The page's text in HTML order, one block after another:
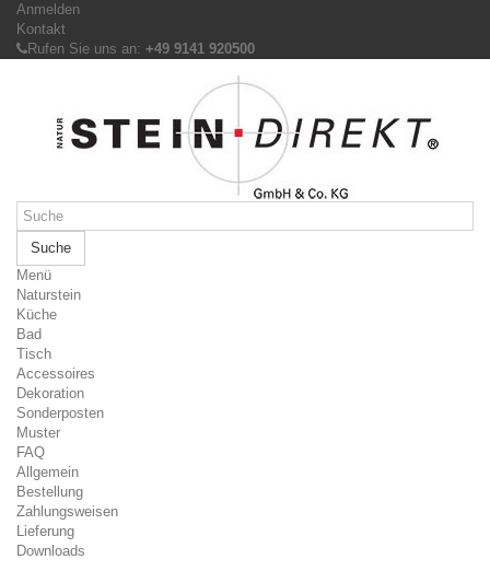
Anmelden
Kontakt
Rufen Sie uns an: +49 9141 920500
Suche
Menü
Naturstein
Küche
Bad
Tisch
Accessoires
Dekoration
Sonderposten
Muster
FAQ
Allgemein
Bestellung
Zahlungsweisen
Lieferung
Downloads